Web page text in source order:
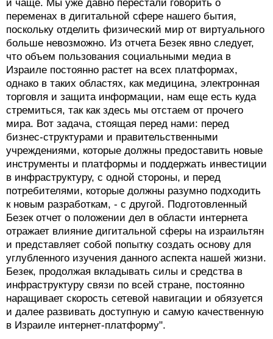
и чаще. Мы уже давно перестали говорить о
переменах в дигитальной сфере нашего бытия,
поскольку отделить физический мир от виртуального
больше невозможно. Из отчета Безек явно следует,
что объем пользования социальными медиа в
Израиле постоянно растет на всех платформах,
однако в таких областях, как медицина, электронная
торговля и защита информации, нам еще есть куда
стремиться, так как здесь мы отстаем от прочего
мира. Вот задача, стоящая перед нами: перед
бизнес-структурами и правительственными
учреждениями, которые должны предоставить новые
инструменты и платформы и поддержать инвестиции
в инфраструктуру, с одной стороны, и перед
потребителями, которые должны разумно подходить
к новым разработкам, - с другой. Подготовленный
Безек отчет о положении дел в области интернета
отражает влияние дигитальной сферы на израильтян
и представляет собой попытку создать основу для
углубленного изучения данного аспекта нашей жизни.
Безек, продолжая вкладывать силы и средства в
инфраструктуру связи по всей стране, постоянно
наращивает скорость сетевой навигации и обязуется
и далее развивать доступную и самую качественную
в Израиле интернет-платформу".